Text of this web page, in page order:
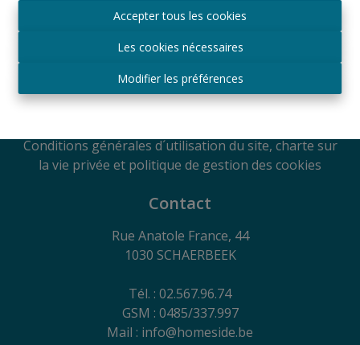
Accepter tous les cookies
Les cookies nécessaires
Modifier les préférences
Rue du Luxembourg 16B, 1000 Bruxelles, Belgique
du 29juin 2018
RC Professionnelle et Cautionnement via Axa
Conditions générales d´utilisation du site, charte sur
la vie privée et politique de gestion des cookies
Contact
Rue Anatole France, 44
1030 SCHAERBEEK
Tél. : 02.567.96.74
GSM : 0485/337.997
Mail : info@homeside.be